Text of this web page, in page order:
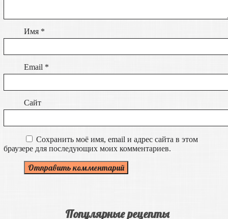
Имя *
Email *
Сайт
Сохранить моё имя, email и адрес сайта в этом
браузере для последующих моих комментариев.
Популярные рецепты